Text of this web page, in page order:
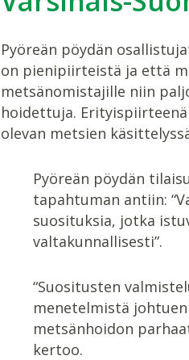
Pyöreän pöydän
on pienipiirteistä ja että
metsänomistajille niin
hoidettuja.
olevan metsien
Pyöreän pöydän
tapahtuman antiin:
suosituksia, jotka
valtakunnallisesti”.
“Suositusten
menetelmistä
metsänhoidon
kertoo.